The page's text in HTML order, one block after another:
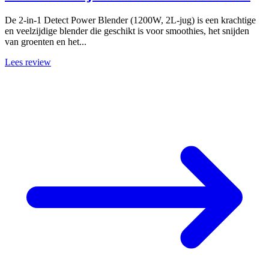
De 2-in-1 Detect Power Blender (1200W, 2L-jug) is een krachtige
en veelzijdige blender die geschikt is voor smoothies, het snijden
van groenten en het...
Lees review